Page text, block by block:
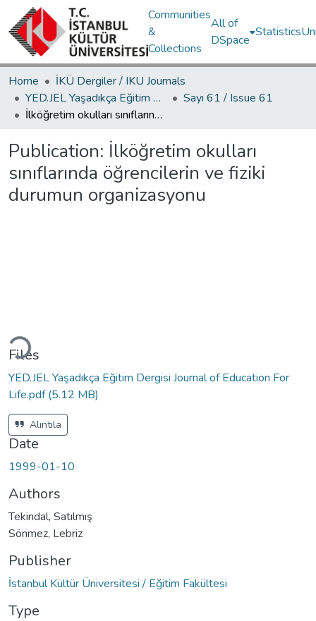
Communities
&
Collections
All of
DSpace
Statistics
Home
İKÜ Dergiler / IKU Journals
YED.JEL Yaşadıkça Eğitim Dergisi / Journal of Education For Life
Sayı 61 / Issue 61
İlköğretim okulları sınıflarında öğrencilerin ve fiziki durumun organizasyonu
Publication: İlköğretim okulları
sınıflarında öğrencilerin ve fiziki
durumun organizasyonu
Files
YED.JEL Yaşadıkça Eğitim Dergisi Journal of Education For
Life.pdf(5.12 MB)
Alıntıla
Date
1999-01-10
Authors
Tekindal, Satılmış
Sönmez, Lebriz
Publisher
İstanbul Kültür Üniversitesi / Eğitim Fakültesi
Type